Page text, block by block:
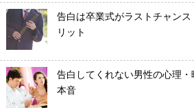
告白は卒業式がラストチャン
リット
告白してくれない男性の心理
本音